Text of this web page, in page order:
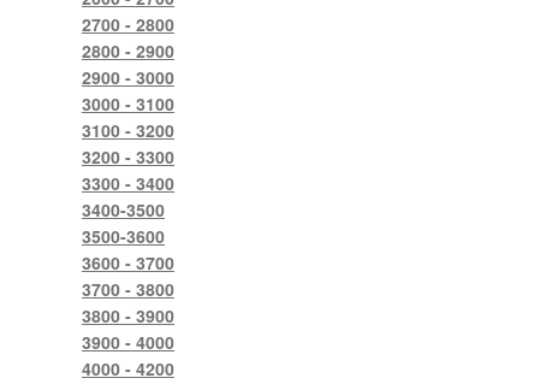
2700 - 2800
2800 - 2900
2900 - 3000
3000 - 3100
3100 - 3200
3200 - 3300
3300 - 3400
3400-3500
3500-3600
3600 - 3700
3700 - 3800
3800 - 3900
3900 - 4000
4000 - 4200